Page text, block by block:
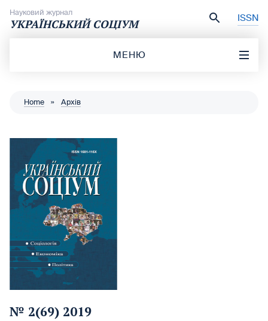
Науковий журнал
УКРАЇНСЬКИЙ СОЦІУМ ISSN
МЕНЮ
Home » Архів
№ 2(69) 2019